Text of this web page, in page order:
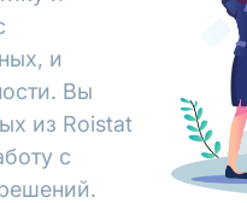
и
Вы
из Roistat
с